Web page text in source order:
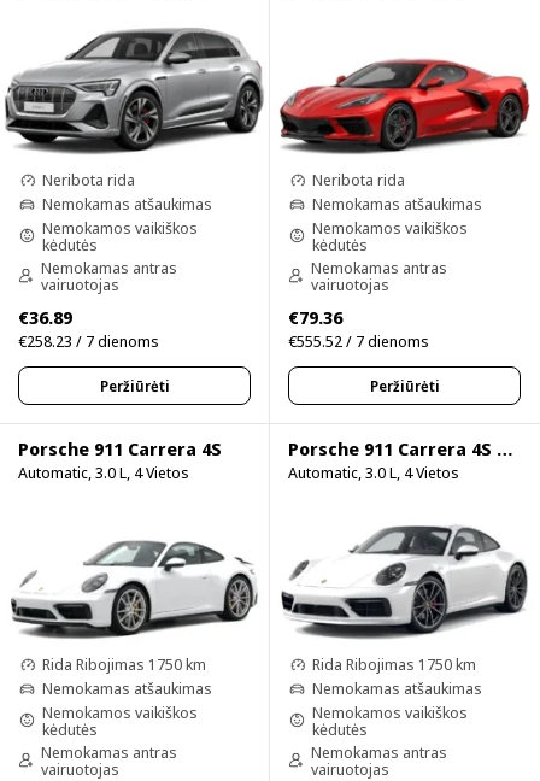
Neribota rida
Nemokamas atšaukimas
Nemokamos vaikiškos
kėdutės
Nemokamas antras
vairuotojas
€36.89
€258.23 / 7 dienoms
Peržiūrėti
Neribota rida
Nemokamas atšaukimas
Nemokamos vaikiškos
kėdutės
Nemokamas antras
vairuotojas
€79.36
€555.52 / 7 dienoms
Peržiūrėti
Porsche 911 Carrera 4S
Automatic, 3.0 L, 4 Vietos
Rida Ribojimas 1750 km
Nemokamas atšaukimas
Nemokamos vaikiškos
kėdutės
Nemokamas antras
vairuotojas
Porsche 911 Carrera 4S 750HP
Automatic, 3.0 L, 4 Vietos
Rida Ribojimas 1750 km
Nemokamas atšaukimas
Nemokamos vaikiškos
kėdutės
Nemokamas antras
vairuotojas